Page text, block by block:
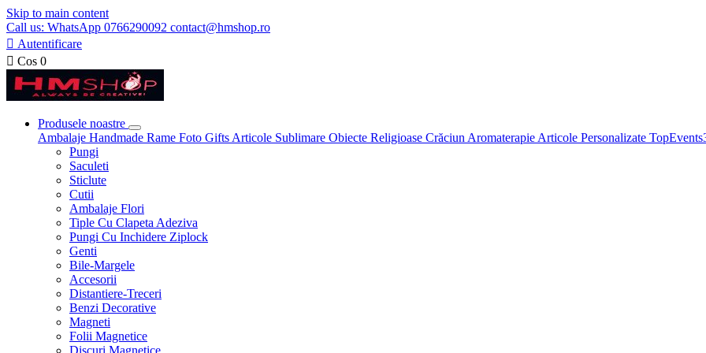
Skip to main content
Call us: WhatsApp 0766290092 contact@hmshop.ro
 Autentificare
 Cos 0
Produsele noastre
Ambalaje Handmade Rame Foto Gifts Articole Sublimare Obiecte Religioase Crăciun Aromaterapie Articole Personalizate
Pungi
Saculeti
Sticlute
Cutii
Ambalaje Flori
Tiple Cu Clapeta Adeziva
Pungi Cu Inchidere Ziplock
Genti
Bile-Margele
Accesorii
Distantiere-Treceri
Benzi Decorative
Magneti
Folii Magnetice
Discuri Magnetice